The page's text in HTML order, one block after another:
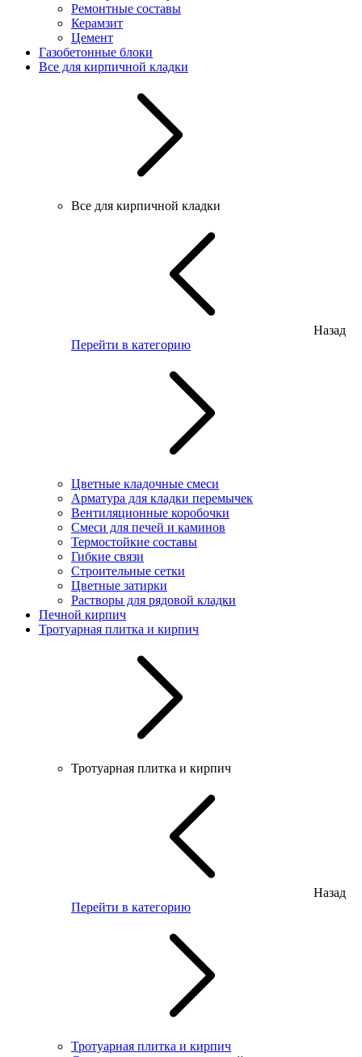
Ремонтные составы
Керамзит
Цемент
Газобетонные блоки
Все для кирпичной кладки
Все для кирпичной кладки
Назад
Перейти в категорию
Цветные кладочные смеси
Арматура для кладки перемычек
Вентиляционные коробочки
Смеси для печей и каминов
Термостойкие составы
Гибкие связи
Строительные сетки
Цветные затирки
Растворы для рядовой кладки
Печной кирпич
Тротуарная плитка и кирпич
Тротуарная плитка и кирпич
Назад
Перейти в категорию
Тротуарная плитка и кирпич